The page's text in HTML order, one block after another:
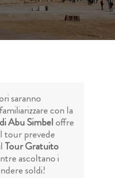
saranno
con la
Abu Simbeloffre
tour prevede
Tour Gratuito
ascoltano i
soldi!